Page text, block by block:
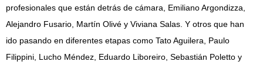
profesionales que están detrás de cámara, Emiliano Argondizza,
Alejandro Fusario, Martín Olivé y Viviana Salas. Y otros que han
ido pasando en diferentes etapas como Tato Aguilera, Paulo
Filippini, Lucho Méndez, Eduardo Liboreiro, Sebastián Poletto y